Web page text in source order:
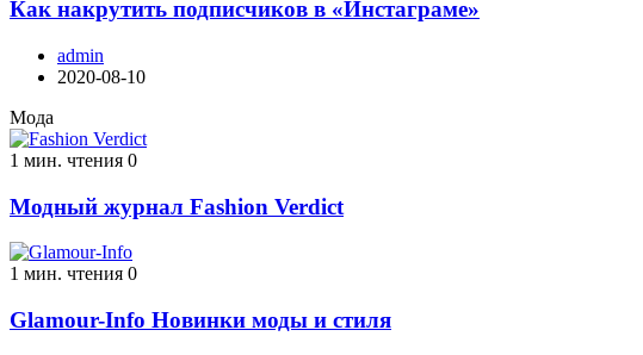
Как накрутить подписчиков в «Инстаграме»
admin
2020-08-10
Мода
1 мин. чтения 0
Модный журнал Fashion Verdict
1 мин. чтения 0
Glamour-Info Новинки моды и стиля